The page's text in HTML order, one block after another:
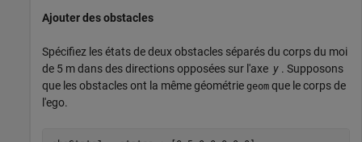
Ajouter des obstacles
Spécifiez les états de deux obstacles séparés du corps du moi
de 5 m dans des directions opposées sur l'axe y . Supposons
que les obstacles ont la même géométrie geom que le corps de
l'ego.